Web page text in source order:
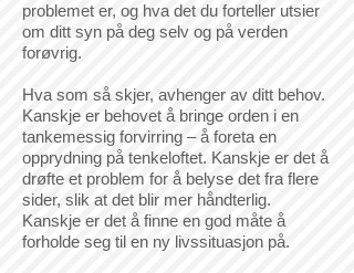
problemet er, og hva det du forteller utsier
om ditt syn på deg selv og på verden
forøvrig.
Hva som så skjer, avhenger av ditt behov.
Kanskje er behovet å bringe orden i en
tankemessig forvirring – å foreta en
opprydning på tenkeloftet. Kanskje er det å
drøfte et problem for å belyse det fra flere
sider, slik at det blir mer håndterlig.
Kanskje er det å finne en god måte å
forholde seg til en ny livssituasjon på.